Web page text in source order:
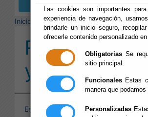
Las cookies son importantes
experiencia de navegación,
brindarle un inicio seguro,
ofrecerle contenido personalizado
Obligatorias Se
sitio principal.
Funcionales Estas
manera que
Personalizadas
Inicio Diputación - Red de Agencias y
Red de
y Oficinas del
Escuchar